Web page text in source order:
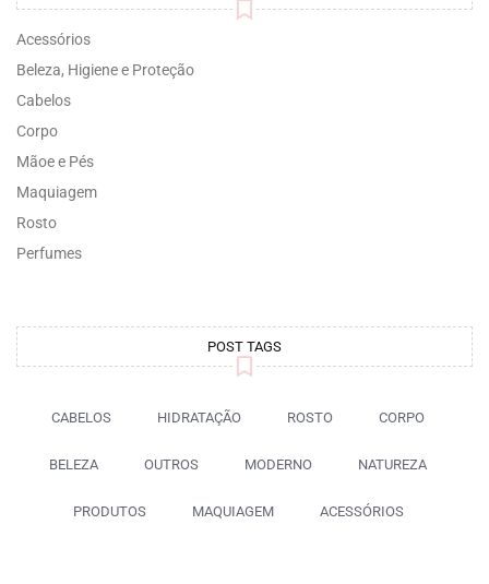
Acessórios
Beleza, Higiene e Proteção
Cabelos
Corpo
Mãoe e Pés
Maquiagem
Rosto
Perfumes
POST TAGS
CABELOS HIDRATAÇÃO ROSTO CORPO
BELEZA OUTROS MODERNO NATUREZA
PRODUTOS MAQUIAGEM ACESSÓRIOS